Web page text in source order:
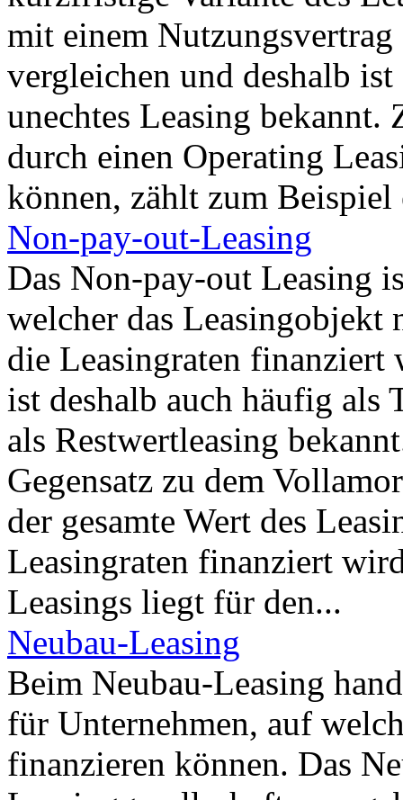
mit einem
vergleichen und deshalb
unechtes Leasing bekannt.
durch einen Operating
können, zählt zum Beispiel
Non-pay-out-Leasing
Das Non-pay-out Leasing
welcher das Leasingobjekt
die Leasingraten
ist deshalb auch häufig als
als Restwertleasing
Gegensatz zu dem
der gesamte Wert des
Leasingraten finanziert
Leasings liegt für den...
Neubau-Leasing
Beim Neubau-Leasing
für Unternehmen, auf
finanzieren können. Das